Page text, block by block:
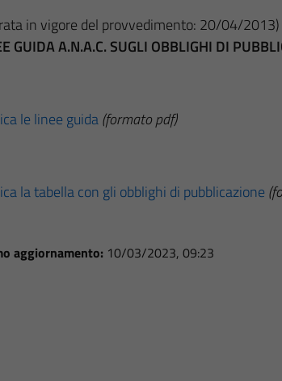
in vigore del provvedimento: 20/04/2013)
GUIDA A.N.A.C. SUGLI OBBLIGHI DI
le linee guida(formato pdf)
la tabella con gli obblighi di pubblicazione
aggiornamento: 10/03/2023, 09:23